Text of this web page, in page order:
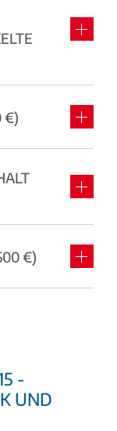
€)
€)
-
UND